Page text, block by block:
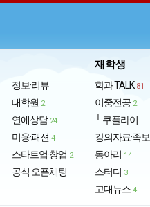
정보·리뷰
대학원 2
연애상담 24
미용·패션 4
스타트업·창업 2
공식 오픈채팅
재학생
학과 TALK 81
이중전공 2
└ 쿠플라이
강의자료·족보
동아리 14
스터디 3
고대뉴스 4